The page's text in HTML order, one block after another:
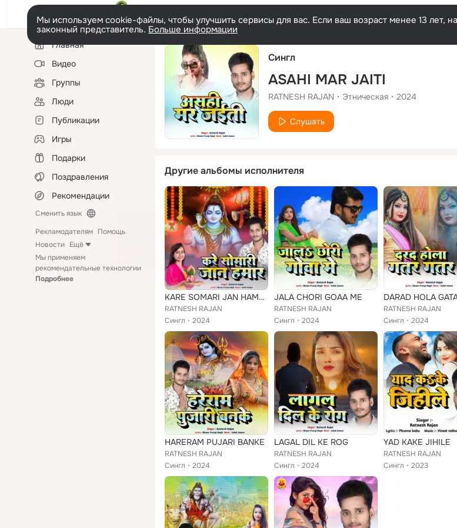
Мы используем cookie-файлы, чтобы улучшить сервисы для вас. Если ваш возраст менее 13 лет,
законный представитель. Больше информации
Левая
колонкаГлавная
Видео
Группы
Люди
Публикации
Игры
Подарки
Поздравления
Рекомендации
Сменить язык
Рекламодателям Помощь
Новости Ещё
Мы применяем
рекомендательные технологии
Подробнее
Сингл
ASAHI MAR JAITI
RATNESH RAJAN Этническая 2024
Слушать
Другие альбомы исполнителя
KARE SOMARI JAN HAMAR
RATNESH RAJAN
Сингл
2024
JALA CHORI GOAA ME
RATNESH RAJAN
Сингл
2024
RATNESH RAJAN
Сингл
2024
HARERAM PUJARI BANKE
RATNESH RAJAN
Сингл
2024
LAGAL DIL KE ROG
RATNESH RAJAN
Сингл
2024
YAD KAKE JIHILE
RATNESH RAJAN
Сингл
2023